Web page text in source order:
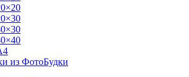
из ФотоБудки